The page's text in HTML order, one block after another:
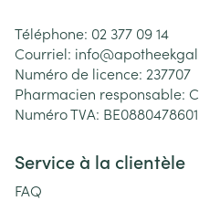
Téléphone: 02 377 09 14
Courriel: info@
Numéro de licence: 237707
Pharmacien responsable:
Numéro TVA: BE0880478601
Service à la clientèle
FAQ